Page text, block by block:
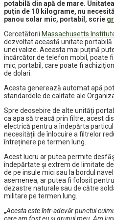
potabilă din apă de mare.
puțin de 10 kilograme, nu
panou solar mic, portabil, scrie
Cercetătorii Massachusetts
dezvoltat această unitate portabilă
unei valize. Aceasta mai puțină
încărcător de telefon mobil, poate
mic, portabil, care poate fi
de dolari.
Acesta generează automat apă
standardele de calitate ale
Spre deosebire de alte unități
ca apa să treacă prin filtre, acest
electrică pentru a îndepărta
necesității de înlocuire a filtrelor
întreținere pe termen lung.
Acest lucru ar putea permite
îndepărtate și extrem de limitate
de pe insule mici sau la bordul
asemenea, ar putea fi folosit
dezastre naturale sau de către
militare pe termen lung.
„Acesta este într-adevăr punctul